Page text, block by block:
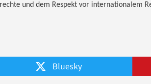
und dem Respekt vor internationalem
Bluesky